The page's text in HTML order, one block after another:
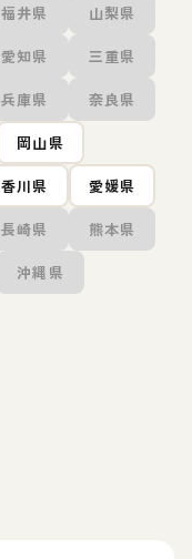
福井県 山梨県
愛知県 三重県
兵庫県 奈良県
岡山県
香川県 愛媛県
長崎県 熊本県
沖縄県